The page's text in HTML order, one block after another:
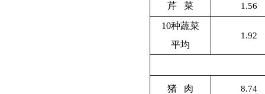
芹 菜 1.56
10种蔬菜
平均
1.92
猪 肉 8.74